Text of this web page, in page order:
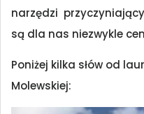
narzędzi
są dla nas niezwykle
Poniżej kilka słów od
Molewskiej: